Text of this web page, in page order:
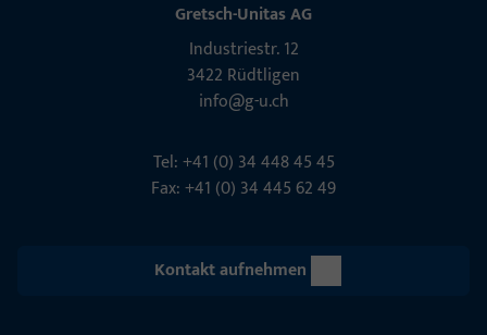
Gretsch-Unitas AG
Indu­s­triestr. 12
3422 Rüdt­ligen
info@g-u.ch
Tel: +41 (0) 34 448 45 45
Fax: +41 (0) 34 445 62 49
Kontakt aufnehmen